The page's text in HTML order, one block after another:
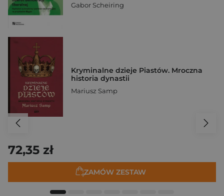
Gabor Scheiring
Kryminalne dzieje Piastów. Mroczna
historia dynastii
Mariusz Samp
72,35 zł
ZAMÓW ZESTAW